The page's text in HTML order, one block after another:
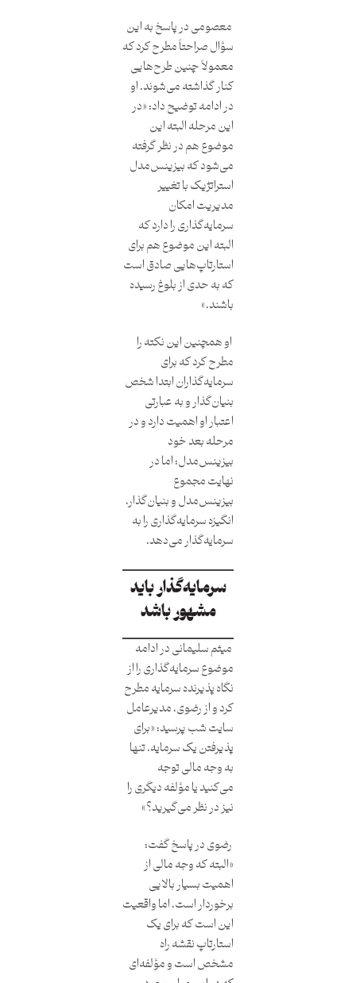
معصومی در پاسخ به این
سؤال صراحتاً مطرح کرد که
معمولاً چنین طرح‌هایی
کنار گذاشته می‌شوند. او
در ادامه توضیح داد: «در
این مرحله البته این
موضوع هم در نظر گرفته
می‌شود که بیزینس‌مدل
استراتژیک با تغییر
مدیریت امکان
سرمایه‌گذاری را دارد که
البته این موضوع هم برای
استارتاپ‌هایی صادق است
که به حدی از بلوغ رسیده
باشند.»
او همچنین این نکته را
مطرح کرد که برای
سرمایه‌گذاران ابتدا شخص
بنیان‌گذار و به عبارتی
اعتبار او اهمیت دارد و در
مرحله بعد خود
بیزینس‌مدل؛ اما در
نهایت مجموع
بیزینس‌مدل و بنیان‌گذار،
انگیزه سرمایه‌گذاری را به
سرمایه‌گذار می‌دهد.
سرمایه‌گذار باید
مشهور باشد
میثم سلیمانی در ادامه
موضوع سرمایه‌گذاری را از
نگاه پذیرنده سرمایه مطرح
کرد و از رضوی، مدیرعامل
سایت شب پرسید: «برای
پذیرفتن یک سرمایه، تنها
به وجه مالی توجه
می‌کنید یا مؤلفه دیگری را
نیز در نظر می‌گیرید؟»
رضوی در پاسخ گفت:
«البته که وجه مالی از
اهمیت بسیار بالایی
برخوردار است، اما واقعیت
این است که برای یک
استارتاپ نقشه راه
مشخص است و مؤلفه‌ای